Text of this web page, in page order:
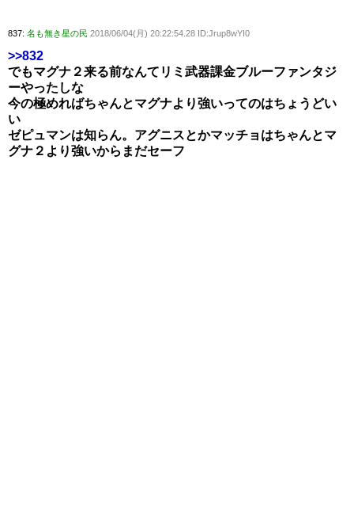
837: 名も無き星の民 2018/06/04(月) 20:22:54.28 ID:Jrup8wYI0
>>832
でもマグナ２来る前なんてリミ武器課金ブルーファンタジ
ーやったしな
今の極めればちゃんとマグナより強いってのはちょうどい
い
ゼピュマンは知らん。アグニスとかマッチョはちゃんとマ
グナ２より強いからまだセーフ